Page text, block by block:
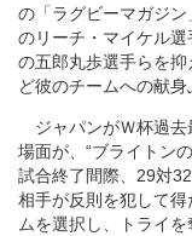
の「ラグビーマガジ
のリーチ・マイケル
の五郎丸歩選手らを
ど彼のチームへの献身
ジャパンがＷ杯過去
場面が、“ブライトン
試合終了間際、29対
相手が反則を犯して
ムを選択し、トライ